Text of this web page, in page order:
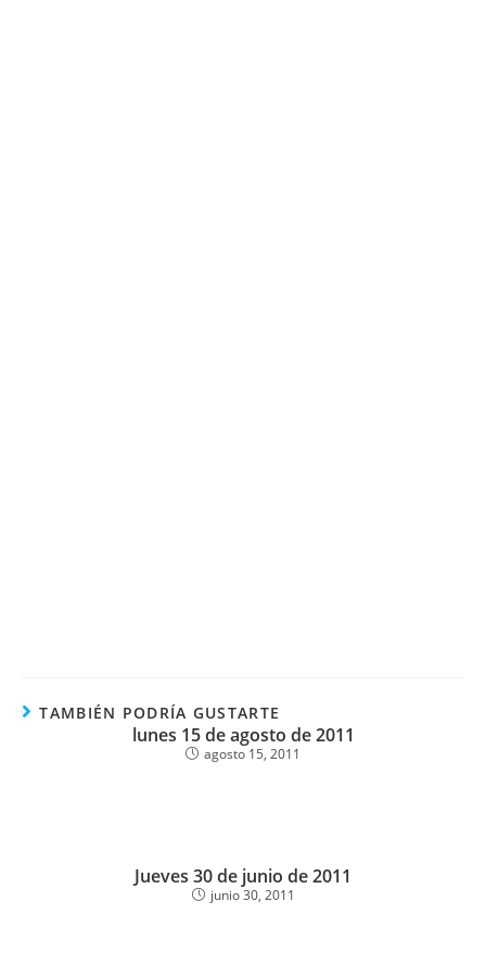
TAMBIÉN PODRÍA GUSTARTE
lunes 15 de agosto de 2011
agosto 15, 2011
Jueves 30 de junio de 2011
junio 30, 2011